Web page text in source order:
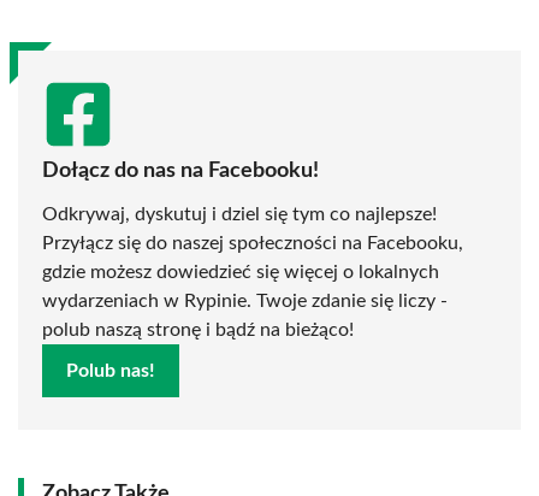
Dołącz do nas na Facebooku!
Odkrywaj, dyskutuj i dziel się tym co najlepsze!
Przyłącz się do naszej społeczności na Facebooku,
gdzie możesz dowiedzieć się więcej o lokalnych
wydarzeniach w Rypinie. Twoje zdanie się liczy -
polub naszą stronę i bądź na bieżąco!
Polub nas!